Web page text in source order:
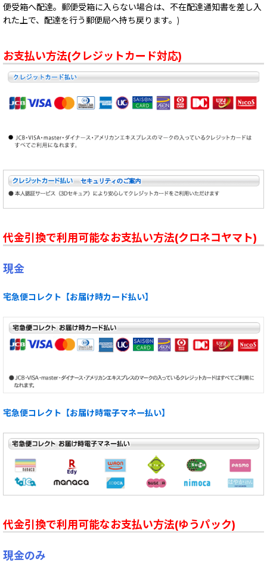
便受箱へ配達。郵便受箱に入らない場合は、不在配達通知書を差し入
れた上で、配達を行う郵便局へ持ち戻ります。)
お支払い方法(クレジットカード対応)
代金引換で利用可能なお支払い方法(クロネコヤマト)
現金
宅急便コレクト【お届け時カード払い】
宅急便コレクト【お届け時電子マネー払い】
代金引換で利用可能なお支払い方法(ゆうパック)
現金のみ